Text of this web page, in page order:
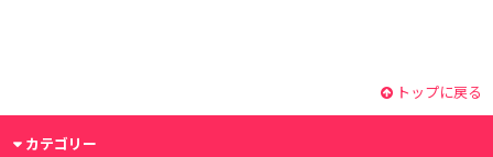
トップに戻る
カテゴリー